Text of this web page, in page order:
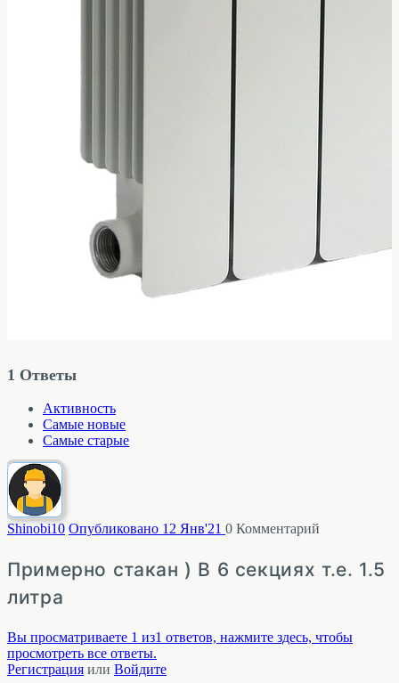
1 Ответы
Активность
Самые новые
Самые старые
Shinobi10 Опубликовано 12 Янв'21 0 Комментарий
Примерно стакан ) В 6 секциях т.е. 1.5
литра
Вы просматриваете 1 из1 ответов, нажмите здесь, чтобы
просмотреть все ответы.
Регистрация или Войдите